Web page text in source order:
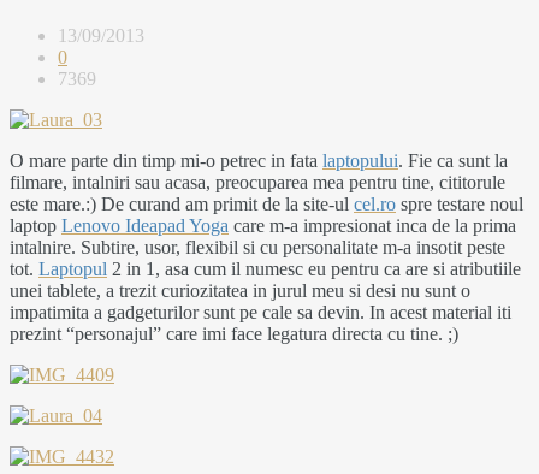
13/09/2013
0
7369
O mare parte din timp mi-o petrec in fata laptopului. Fie ca sunt la
filmare, intalniri sau acasa, preocuparea mea pentru tine, cititorule
este mare.:) De curand am primit de la site-ul cel.ro spre testare noul
laptop Lenovo Ideapad Yoga care m-a impresionat inca de la prima
intalnire. Subtire, usor, flexibil si cu personalitate m-a insotit peste
tot. Laptopul 2 in 1, asa cum il numesc eu pentru ca are si atributiile
unei tablete, a trezit curiozitatea in jurul meu si desi nu sunt o
impatimita a gadgeturilor sunt pe cale sa devin. In acest material iti
prezint “personajul” care imi face legatura directa cu tine. ;)